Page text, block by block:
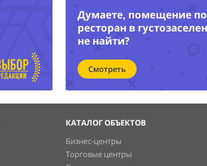
Думаете, помещение
ресторан в
не найти?
Смотреть
КАТАЛОГ ОБЪЕКТОВ
Бизнес-центры
Торговые центры